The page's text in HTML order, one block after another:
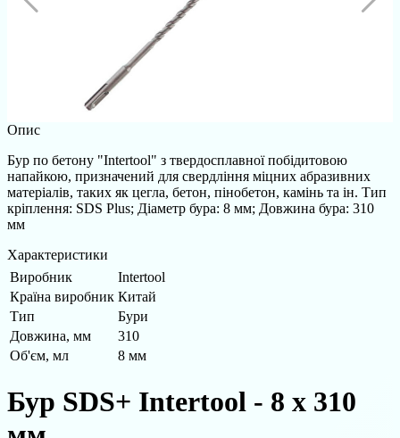
Опис
Бур по бетону "Intertool" з твердосплавної побідитовою
напайкою, призначений для свердління міцних абразивних
матеріалів, таких як цегла, бетон, пінобетон, камінь та ін. Тип
кріплення: SDS Plus; Діаметр бура: 8 мм; Довжина бура: 310
мм
Характеристики
Виробник
Intertool
Країна виробник Китай
Тип
Бури
Довжина, мм
310
Об'єм, мл
8 мм
Бур SDS+ Intertool - 8 х 310